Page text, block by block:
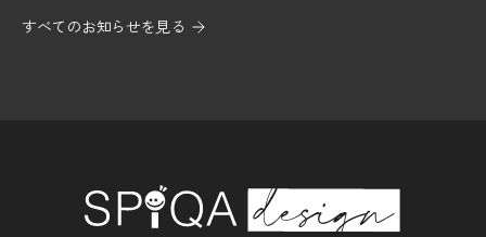
すべてのお知らせを見る